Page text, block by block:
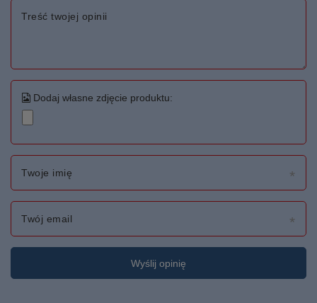
Treść twojej opinii
Dodaj własne zdjęcie produktu:
Twoje imię
Twój email
Wyślij opinię